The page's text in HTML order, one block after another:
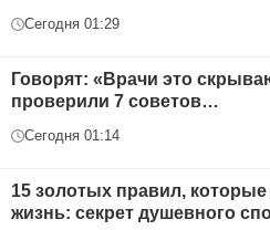
Сегодня 01:29
Говорят: «Врачи это
проверили 7 советов…
Сегодня 01:14
15 золотых правил, которые
жизнь: секрет душевного